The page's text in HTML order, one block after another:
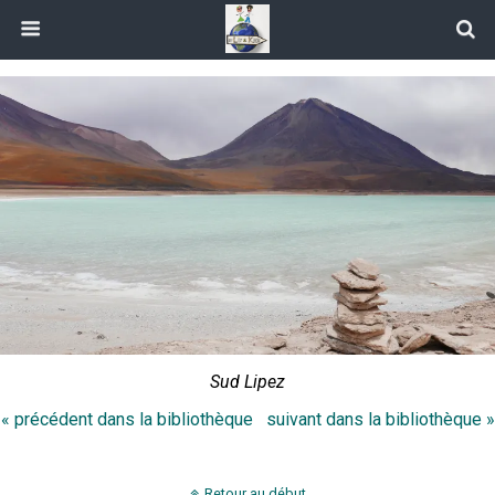
Sud Lipez
« précédent dans la bibliothèque
suivant dans la bibliothèque »